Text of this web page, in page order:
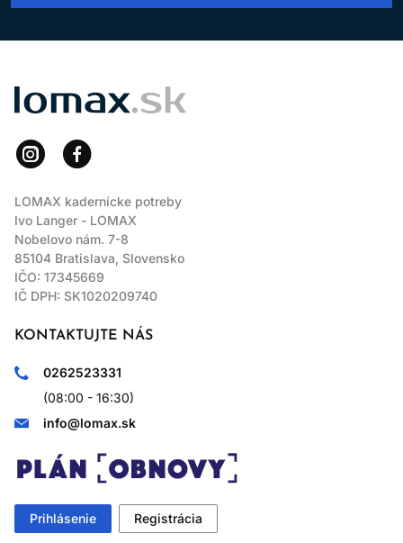
LOMAX
LOMAX kadernícke potreby
Ivo Langer - LOMAX
Nobelovo nám. 7-8
85104 Bratislava, Slovensko
IČO: 17345669
IČ DPH: SK1020209740
KONTAKTUJTE NÁS
0262523331
(08:00 - 16:30)
info@lomax.sk
Prihlásenie Registrácia